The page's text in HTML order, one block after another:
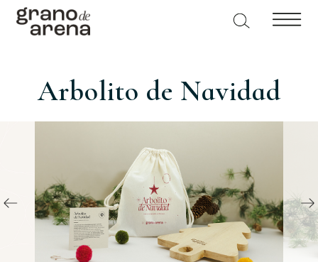
Arbolito de Navidad